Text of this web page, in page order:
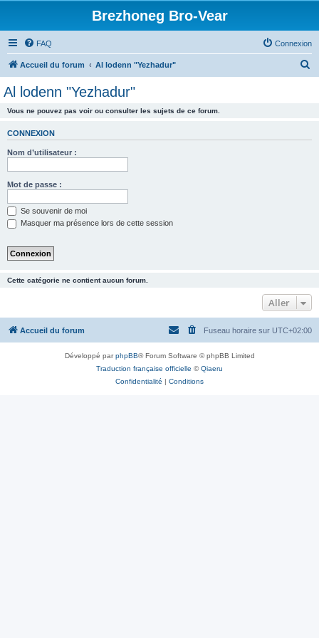
Brezhoneg Bro-Vear
FAQ Connexion
Accueil du forum Al lodenn "Yezhadur"
Al lodenn "Yezhadur"
Vous ne pouvez pas voir ou consulter les sujets de ce forum.
CONNEXION
Nom d’utilisateur :
Mot de passe :
Se souvenir de moi
Masquer ma présence lors de cette session
Cette catégorie ne contient aucun forum.
Aller
Accueil du forum Fuseau horaire sur UTC+02:00
Développé parphpBB® Forum Software © phpBB Limited
Traduction française officielle ©Qiaeru
Confidentialité | Conditions